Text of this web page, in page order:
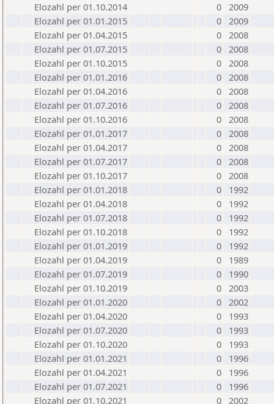
Elozahl per 01.10.2014
0 2009
Elozahl per 01.01.2015
0 2009
Elozahl per 01.04.2015
0 2008
Elozahl per 01.07.2015
0 2008
Elozahl per 01.10.2015
0 2008
Elozahl per 01.01.2016
0 2008
Elozahl per 01.04.2016
0 2008
Elozahl per 01.07.2016
0 2008
Elozahl per 01.10.2016
0 2008
Elozahl per 01.01.2017
0 2008
Elozahl per 01.04.2017
0 2008
Elozahl per 01.07.2017
0 2008
Elozahl per 01.10.2017
0 2008
Elozahl per 01.01.2018
0
1992
Elozahl per 01.04.2018
0
1992
Elozahl per 01.07.2018
0
1992
Elozahl per 01.10.2018
0
1992
Elozahl per 01.01.2019
0
1992
Elozahl per 01.04.2019
0
1989
Elozahl per 01.07.2019
0
1990
Elozahl per 01.10.2019
0 2003
Elozahl per 01.01.2020
0 2002
Elozahl per 01.04.2020
0
1993
Elozahl per 01.07.2020
0
1993
Elozahl per 01.10.2020
0
1993
Elozahl per 01.01.2021
0
1996
Elozahl per 01.04.2021
0
1996
Elozahl per 01.07.2021
0
1996
Elozahl per 01.10.2021
0 2002